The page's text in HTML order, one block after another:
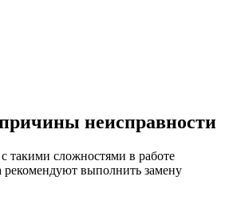
неисправности
такими сложностями в работе
рекомендуют выполнить замену